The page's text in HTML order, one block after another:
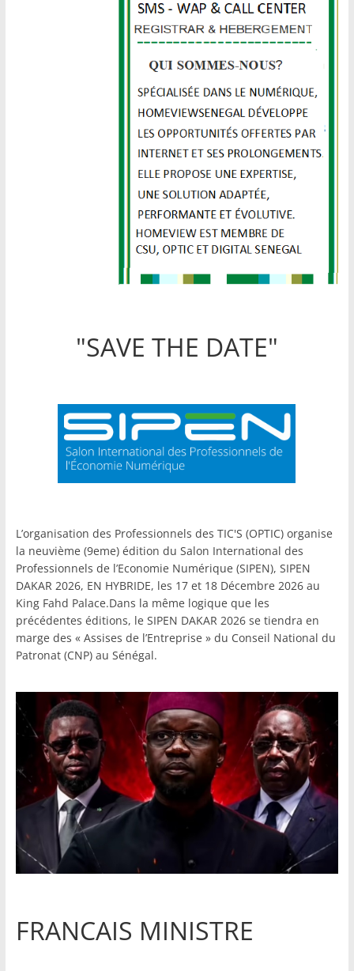
"SAVE THE DATE"
L’organisation des Professionnels des TIC'S (OPTIC) organise
la neuvième (9eme) édition du Salon International des
Professionnels de l’Economie Numérique (SIPEN), SIPEN
DAKAR 2026, EN HYBRIDE, les 17 et 18 Décembre 2026 au
King Fahd Palace.Dans la même logique que les
précédentes éditions, le SIPEN DAKAR 2026 se tiendra en
marge des « Assises de l’Entreprise » du Conseil National du
Patronat (CNP) au Sénégal.
FRANCAIS MINISTRE